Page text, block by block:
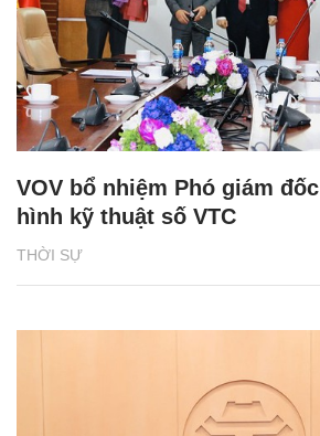
THỜI SỰ
VOV bổ nhiệm Phó giám
hình kỹ thuật số VTC